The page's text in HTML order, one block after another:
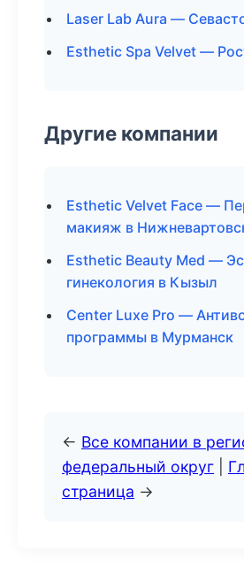
Laser Lab Aura —
Esthetic Spa Velvet —
Другие компании
Esthetic Velvet Face —
макияж в
Esthetic Beauty Med —
гинекология в Кызыл
Center Luxe Pro —
программы в Мурманск
← Все компании в
федеральный округ
страница →